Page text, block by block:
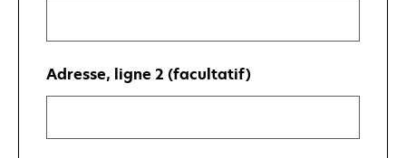
Adresse, ligne 2 (facultatif)